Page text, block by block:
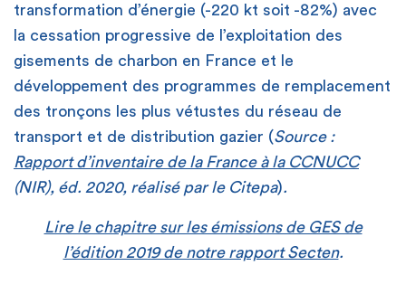
transformation d’énergie (-220 kt soit -82%) avec
la cessation progressive de l’exploitation des
gisements de charbon en France et le
développement des programmes de remplacement
des tronçons les plus vétustes du réseau de
transport et de distribution gazier (Source :
Rapport d’inventaire de la France à la CCNUCC
(NIR), éd. 2020, réalisé par le Citepa).
Lire le chapitre sur les émissions de GES de
l’édition 2019 de notre rapport Secten.